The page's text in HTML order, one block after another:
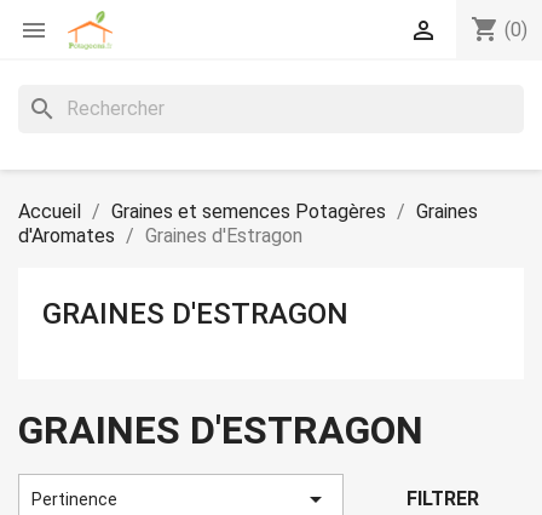
 shopping_cart (0)

search
Accueil Graines et semences Potagères
Graines
d'Aromates
Graines d'Estragon
GRAINES D'ESTRAGON
GRAINES D'ESTRAGON
Pertinence  FILTRER